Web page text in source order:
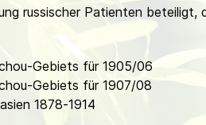
russischer Patienten
Gebiets für 1905/06
Gebiets für 1907/08
1878-1914